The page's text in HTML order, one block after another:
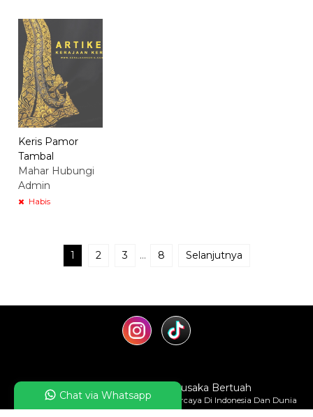
Keris Pamor
Tambal
Mahar Hubungi
Admin
Habis
1 2 3 … 8 Selanjutnya
- Keris Pusaka Bertuah
Kerajaan Keris Paguyuban Tosan Aji Terpercaya Di Indonesia Dan Dunia
Chat via Whatsapp